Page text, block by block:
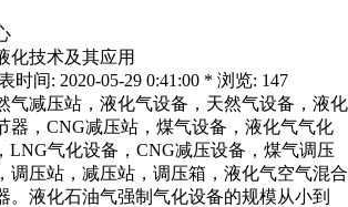
化技术及其应用
时间: 2020-05-29 0:41:00 * 浏览: 147
气减压站，液化气设备，天然气设备，液化
器，CNG减压站，煤气设备，液化气气化
LNG气化设备，CNG减压设备，煤气调压
调压站，减压站，调压箱，液化气空气混合
。液化石油气强制气化设备的规模从小到